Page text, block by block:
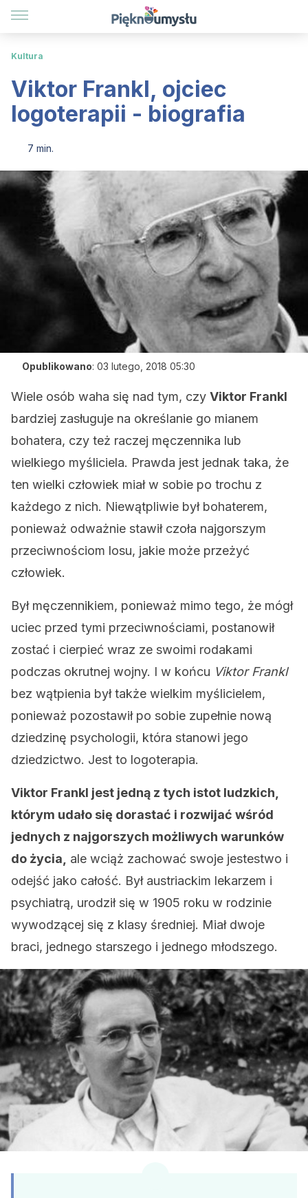
Kultura
Viktor Frankl, ojciec
logoterapii - biografia
7 min.
Opublikowano: 03 lutego, 2018 05:30
Wiele osób waha się nad tym, czy Viktor Frankl
bardziej zasługuje na określanie go mianem
bohatera, czy też raczej męczennika lub
wielkiego myśliciela. Prawda jest jednak taka, że
ten wielki człowiek miał w sobie po trochu z
każdego z nich. Niewątpliwie był bohaterem,
ponieważ odważnie stawił czoła najgorszym
przeciwnościom losu, jakie może przeżyć
człowiek.
Był męczennikiem, ponieważ mimo tego, że mógł
uciec przed tymi przeciwnościami, postanowił
zostać i cierpieć wraz ze swoimi rodakami
podczas okrutnej wojny. I w końcu Viktor Frankl
bez wątpienia był także wielkim myślicielem,
ponieważ pozostawił po sobie zupełnie nową
dziedzinę psychologii, która stanowi jego
dziedzictwo. Jest to logoterapia.
Viktor Frankl jest jedną z tych istot ludzkich,
którym udało się dorastać i rozwijać wśród
jednych z najgorszych możliwych warunków
do życia,
ale wciąż zachować swoje jestestwo i
odejść jako całość. Był austriackim lekarzem i
psychiatrą, urodził się w 1905 roku w rodzinie
wywodzącej się z klasy średniej. Miał dwoje
braci, jednego starszego i jednego młodszego.